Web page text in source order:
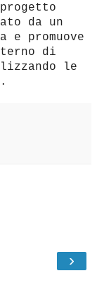
da un
promuove
di
le
›